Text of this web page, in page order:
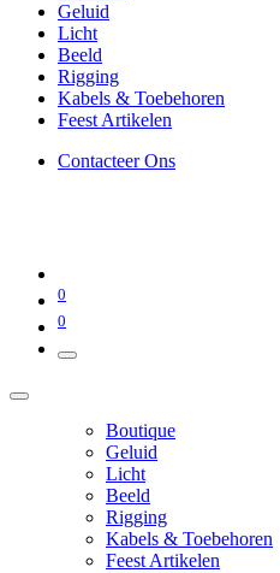
Geluid
Licht
Beeld
Rigging
Kabels & Toebehoren
Feest Artikelen
Contacteer Ons
0
0
Boutique
Geluid
Licht
Beeld
Rigging
Kabels & Toebehoren
Feest Artikelen